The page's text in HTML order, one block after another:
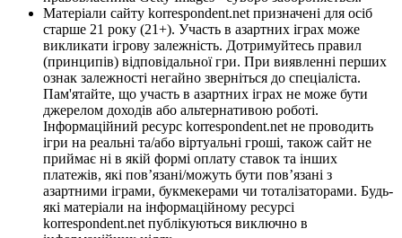
Матеріали сайту korrespondent.net призначені для осіб
старше 21 року (21+). Участь в азартних іграх може
викликати ігрову залежність. Дотримуйтесь правил
(принципів) відповідальної гри. При виявленні перших
ознак залежності негайно зверніться до спеціаліста.
Пам'ятайте, що участь в азартних іграх не може бути
джерелом доходів або альтернативою роботі.
Інформаційний ресурс korrespondent.net не проводить
ігри на реальні та/або віртуальні гроші, також сайт не
приймає ні в якій формі оплату ставок та інших
платежів, які пов’язані/можуть бути пов’язані з
азартними іграми, букмекерами чи тоталізаторами. Будь-
які матеріали на інформаційному ресурсі
korrespondent.net публікуються виключно в